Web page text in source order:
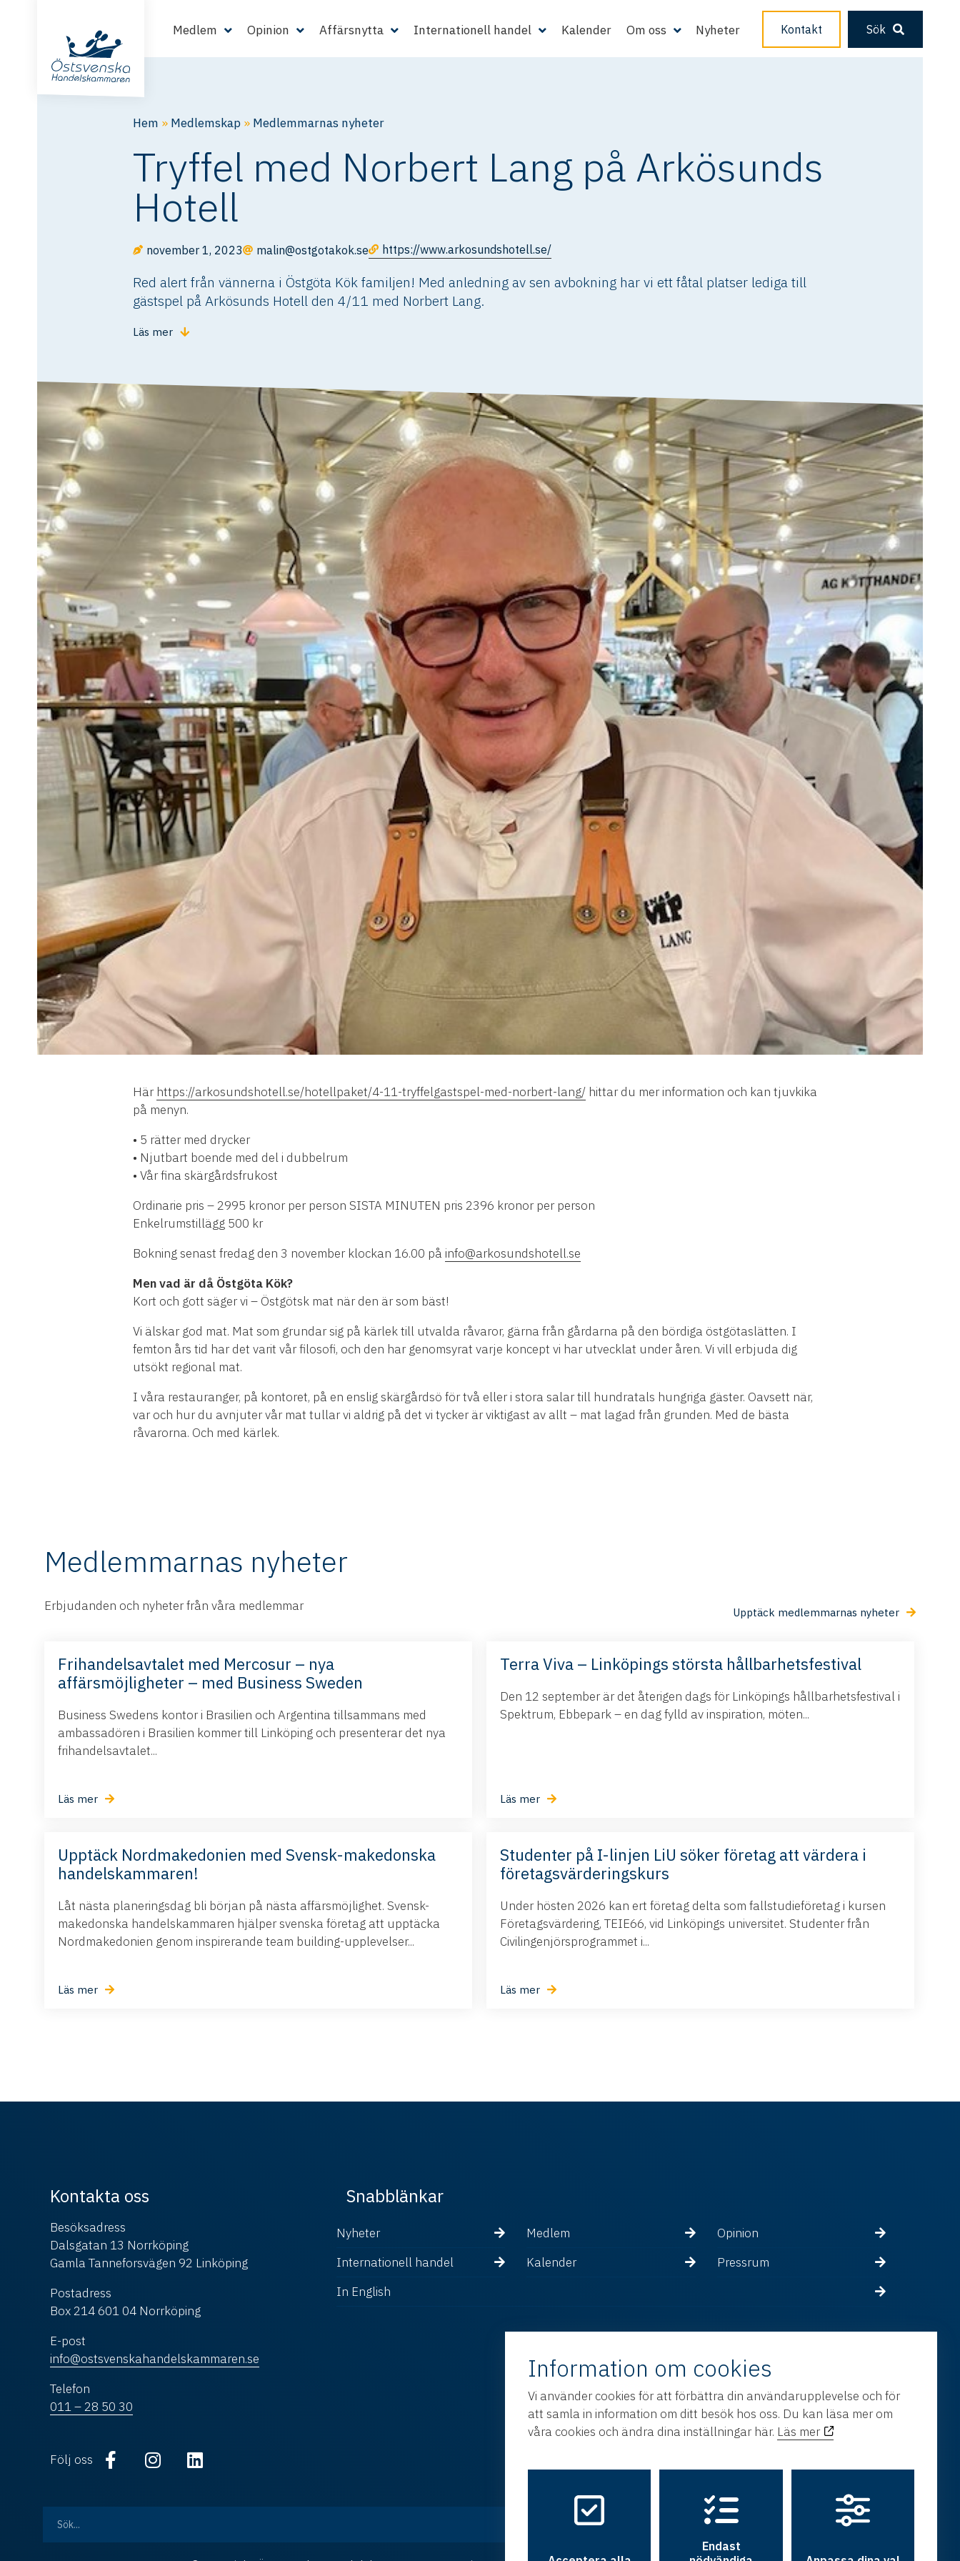
Medlem Opinion Affärsnytta Internationell handel Kalender Om oss Nyheter Kontakt Sök
Hem » Medlemskap » Medlemmarnas nyheter
Tryffel med Norbert Lang på Arkösunds
Hotell
november 1, 2023 malin@ostgotakok.se https://www.arkosundshotell.se/
Red alert från vännerna i Östgöta Kök familjen! Med anledning av sen avbokning har vi ett fåtal platser lediga till
gästspel på Arkösunds Hotell den 4/11 med Norbert Lang.
Läs mer
Här https://arkosundshotell.se/hotellpaket/4-11-tryffelgastspel-med-norbert-lang/ hittar du mer information och kan tjuvkika
på menyn.
• 5 rätter med drycker
• Njutbart boende med del i dubbelrum
• Vår fina skärgårdsfrukost
Ordinarie pris – 2995 kronor per person SISTA MINUTEN pris 2396 kronor per person
Enkelrumstillägg 500 kr
Bokning senast fredag den 3 november klockan 16.00 på info@arkosundshotell.se
Men vad är då Östgöta Kök?
Kort och gott säger vi – Östgötsk mat när den är som bäst!
Vi älskar god mat. Mat som grundar sig på kärlek till utvalda råvaror, gärna från gårdarna på den bördiga östgötaslätten. I
femton års tid har det varit vår filosofi, och den har genomsyrat varje koncept vi har utvecklat under åren. Vi vill erbjuda dig
utsökt regional mat.
I våra restauranger, på kontoret, på en enslig skärgårdsö för två eller i stora salar till hundratals hungriga gäster. Oavsett när,
var och hur du avnjuter vår mat tullar vi aldrig på det vi tycker är viktigast av allt – mat lagad från grunden. Med de bästa
råvarorna. Och med kärlek.
Medlemmarnas nyheter
Erbjudanden och nyheter från våra medlemmar Upptäck medlemmarnas nyheter
Frihandelsavtalet med Mercosur – nya
affärsmöjligheter – med Business Sweden
Business Swedens kontor i Brasilien och Argentina tillsammans med
ambassadören i Brasilien kommer till Linköping och presenterar det nya
frihandelsavtalet...
Läs mer
Terra Viva – Linköpings största hållbarhetsfestival
Den 12 september är det återigen dags för Linköpings hållbarhetsfestival i
Spektrum, Ebbepark – en dag fylld av inspiration, möten...
Läs mer
Upptäck Nordmakedonien med Svensk-makedonska
handelskammaren!
Låt nästa planeringsdag bli början på nästa affärsmöjlighet. Svensk-
makedonska handelskammaren hjälper svenska företag att upptäcka
Nordmakedonien genom inspirerande team building-upplevelser...
Läs mer
Studenter på I-linjen LiU söker företag att värdera i
företagsvärderingskurs
Under hösten 2026 kan ert företag delta som fallstudieföretag i kursen
Företagsvärdering, TEIE66, vid Linköpings universitet. Studenter från
Civilingenjörsprogrammet i...
Läs mer
Kontakta oss
Besöksadress
Dalsgatan 13 Norrköping
Gamla Tanneforsvägen 92 Linköping
Postadress
Box 214 601 04 Norrköping
E-post
info@ostsvenskahandelskammaren.se
Telefon
011 – 28 50 30
Följ oss
Snabblänkar
Nyheter Medlem
Opinion
Internationell handel
Kalender
Pressrum
In English
Information om cookies
Vi använder cookies för att förbättra din användarupplevelse och för
att samla in information om ditt besök hos oss. Du kan läsa mer om
våra cookies och ändra dina inställningar här. Läs mer
Endast